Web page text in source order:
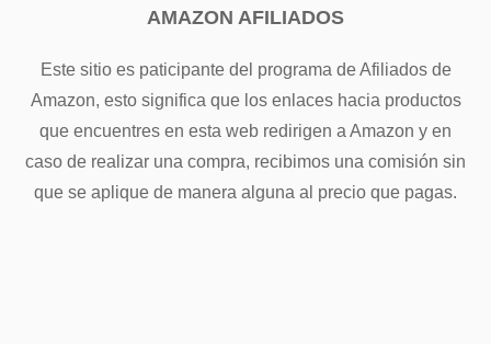
AMAZON AFILIADOS
Este sitio es paticipante del programa de Afiliados de
Amazon, esto significa que los enlaces hacia productos
que encuentres en esta web redirigen a Amazon y en
caso de realizar una compra, recibimos una comisión sin
que se aplique de manera alguna al precio que pagas.